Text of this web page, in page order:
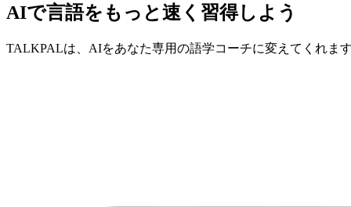
AIで言語をもっと速く習得しよう
TALKPALは、AIをあなた専用の語学コーチに変えてくれま